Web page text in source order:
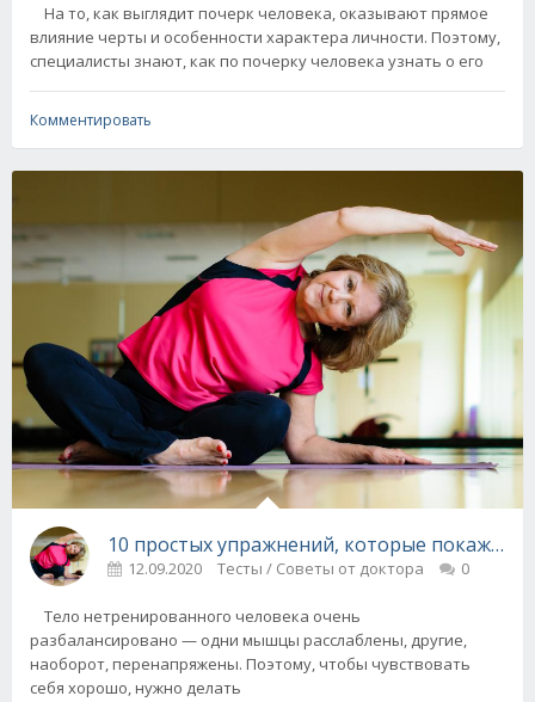
На то, как выглядит почерк человека, оказывают прямое
влияние черты и особенности характера личности. Поэтому,
специалисты знают, как по почерку человека узнать о его
Комментировать
10 простых упражнений, которые покажут
12.09.2020 Тесты / Советы от доктора 0
Тело нетренированного человека очень
разбалансировано — одни мышцы расслаблены, другие,
наоборот, перенапряжены. Поэтому, чтобы чувствовать
себя хорошо, нужно делать